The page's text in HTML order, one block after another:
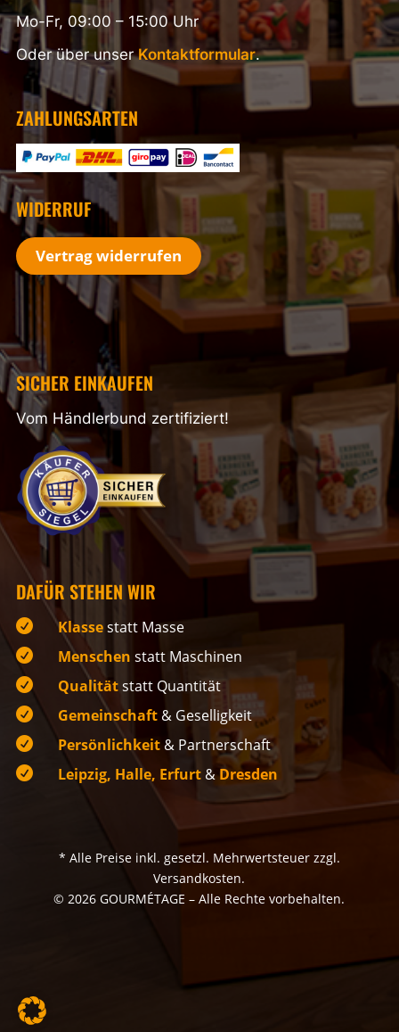
Mo-Fr, 09:00 – 15:00 Uhr
Oder über unserKontaktformular.
ZAHLUNGSARTEN
WIDERRUF
Vertrag widerrufen
SICHER EINKAUFEN
Vom Händlerbund zertifiziert!
DAFÜR STEHEN WIR
 Klassestatt Masse
 Menschen statt Maschinen
 Qualitätstatt Quantität
 Gemeinschaft & Geselligkeit
 Persönlichkeit & Partnerschaft
 Leipzig, Halle, Erfurt &Dresden
* Alle Preise inkl. gesetzl. Mehrwertsteuer zzgl.
Versandkosten.
© 2026 GOURMÉTAGE – Alle Rechte vorbehalten.